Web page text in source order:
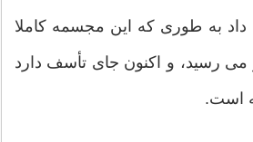
داد به طوری که این مجسمه کاملا
می رسید، و اکنون جای تأسف دارد
است.